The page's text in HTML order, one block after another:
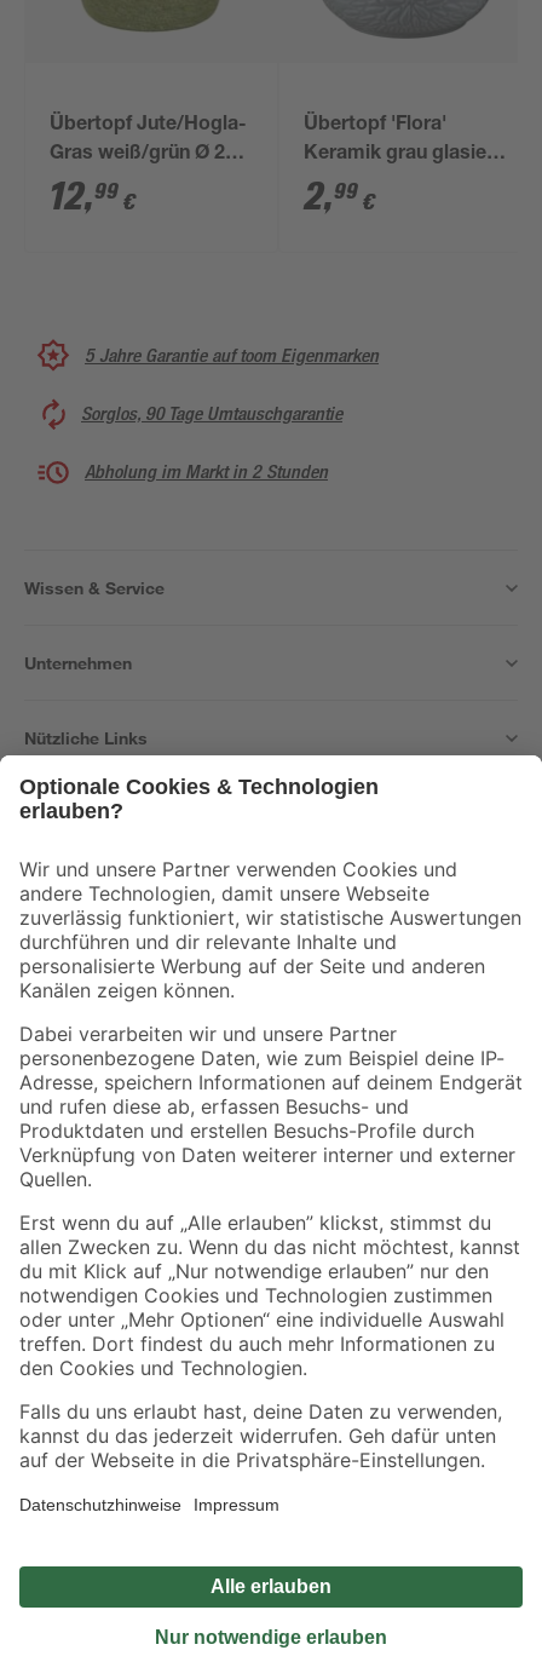
Übertopf Jute/Hogla-
Gras weiß/grün Ø 20 x
19 cm
12,99 €
Übertopf 'Flora'
Keramik grau glasiert
Ø 9,4 x 8,5 cm
2,99 €
5 Jahre Garantie auf toom Eigenmarken
Sorglos, 90 Tage Umtauschgarantie
Abholung im Markt in 2 Stunden
Wissen & Service
Unternehmen
Nützliche Links
Der toom Newsletter: Keine Angebote und Aktionen mehr verpassen!
Zur Newsletter Anmeldung
Folge uns
Zahlungsarten Versandarten
Sicher einkaufen
Jetzt die toom-App herunterladen
Alle Preisangaben in EUR inkl. gesetzl. MwSt.. Die dargestellten Angebote sind unter
Umständen nicht in allen Märkten verfügbar. Die angegebenen Verfügbarkeiten beziehen
Produkte nur solange der Vorrat reicht.
*Paketversand ab 59 € versandkostenfrei, gilt nicht für Artikel mit Speditionsversand, hier
Privatsphäre Impressum
Nutzungsbedingungen
Widerrufsrecht
Vertrag widerrufen